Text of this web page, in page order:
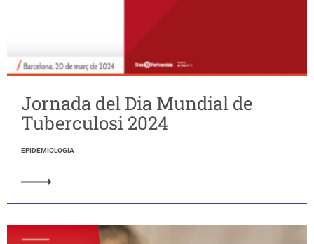
Jornada del Dia Mundial de
Tuberculosi 2024
EPIDEMIOLOGIA